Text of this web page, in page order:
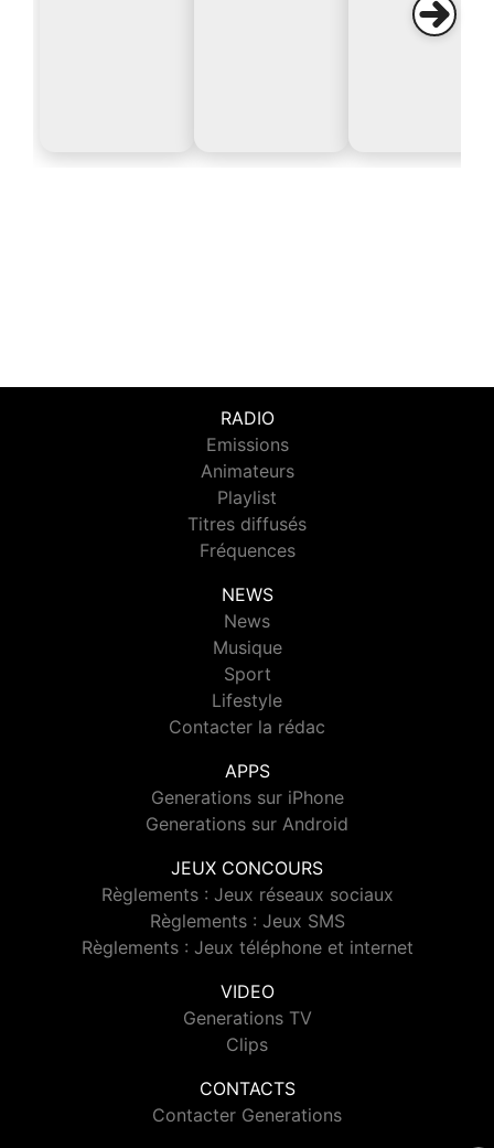
RADIO
Emissions
Animateurs
Playlist
Titres diffusés
Fréquences
NEWS
News
Musique
Sport
Lifestyle
Contacter la rédac
APPS
Generations sur iPhone
Generations sur Android
JEUX CONCOURS
Règlements : Jeux réseaux sociaux
Règlements : Jeux SMS
Règlements : Jeux téléphone et internet
VIDEO
Generations TV
Clips
CONTACTS
Contacter Generations